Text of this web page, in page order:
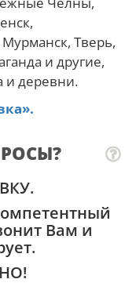
Тверь,
и другие,
и деревни.
Вам и